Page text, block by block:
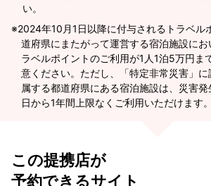
い。
2024年10月1日以降に付与されるトラベル
道府県にまたがって運営する宿泊施設にお
ラベルポイントのご利用が1人1泊5万円ま
意ください。ただし、「特定非常災害」
属する都道府県にある宿泊施設は、災害
日から1年間上限なくご利用いただけます。
この提携店が
予約できるサイト